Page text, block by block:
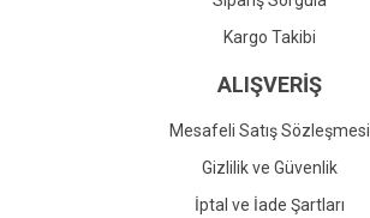
Kargo Takibi
ALIŞVERİŞ
Mesafeli Satış Sözleşmesi
Gizlilik ve Güvenlik
İptal ve İade Şartları